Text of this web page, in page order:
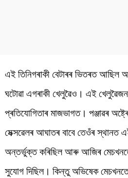
এই তিনিগৰাকী বেটাৰৰ ভিতৰত
ঘটোৱা এগৰাকী খেলুৱৈও। এই
প্ৰতিযোগিতাৰ মাজভাগত। পঞ্জাৱৰ
মেক্সৱেলৰ আঘাতৰ বাবে তেওঁৰ স্থানত
অন্তৰ্ভুক্ত কৰিছিল আৰু আজিৰ
সুযোগ দিছিল। কিন্তু অভিষেক